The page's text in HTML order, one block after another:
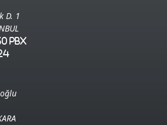
D. 1
Pbx